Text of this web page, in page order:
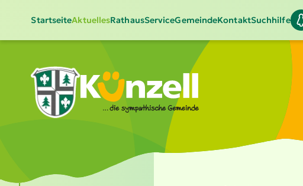
StartseiteAktuellesRathausServiceGemeindeKontaktSuchhilfe